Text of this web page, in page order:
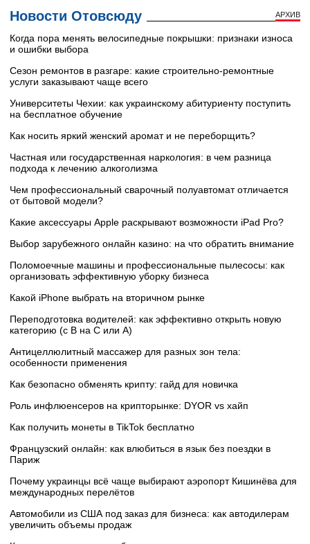
Новости Отовсюду АРХИВ
Когда пора менять велосипедные покрышки: признаки износа
и ошибки выбора
Сезон ремонтов в разгаре: какие строительно-ремонтные
услуги заказывают чаще всего
Университеты Чехии: как украинскому абитуриенту поступить
на бесплатное обучение
Как носить яркий женский аромат и не переборщить?
Частная или государственная наркология: в чем разница
подхода к лечению алкоголизма
Чем профессиональный сварочный полуавтомат отличается
от бытовой модели?
Какие аксессуары Apple раскрывают возможности iPad Pro?
Выбор зарубежного онлайн казино: на что обратить внимание
Поломоечные машины и профессиональные пылесосы: как
организовать эффективную уборку бизнеса
Какой iPhone выбрать на вторичном рынке
Переподготовка водителей: как эффективно открыть новую
категорию (с B на C или А)
Антицеллюлитный массажер для разных зон тела:
особенности применения
Как безопасно обменять крипту: гайд для новичка
Роль инфлюенсеров на крипторынке: DYOR vs хайп
Как получить монеты в TikTok бесплатно
Французский онлайн: как влюбиться в язык без поездки в
Париж
Почему украинцы всё чаще выбирают аэропорт Кишинёва для
международных перелётов
Автомобили из США под заказ для бизнеса: как автодилерам
увеличить объемы продаж